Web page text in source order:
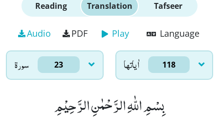
Reading Translation Tafseer
Audio PDF Play Language
سورۃ 23 اٰياتها 118
بِسْمِ اللّٰهِ الرَّحْمٰنِ الرَّحِیْمِ